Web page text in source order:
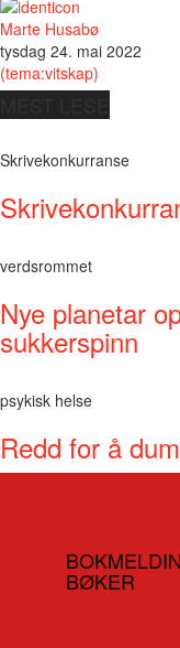
Marte Husabø
tysdag 24. mai 2022
(tema:vitskap)
Skrivekonkurranse
verdsrommet
Nye planetar
sukkerspinn
psykisk helse
Redd for å
BØKER